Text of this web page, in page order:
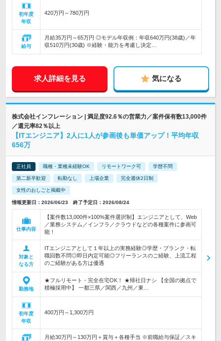
初年度
年収
420万円～780万円
給与
月給35万円～65万円 ◎モデル年収例：年収640万円(38歳)／年
収510万円(30歳) ※経験・能力を考慮し決定…
求人詳細を見る 気になる
株式会社インフレーション | 満足度92.6％の営業力／案件保有数13,000件
／還元率82％以上
【ITエンジニア】2人に1人が参画後も単価アップ！平均年収
656万
正社員 職種・業種未経験OK リモートワーク可 学歴不問
第二新卒歓迎 転勤なし 上場企業 完全週休2日制
女性のおしごと掲載中
情報更新日：2026/06/23 終了予定日：2026/08/24
仕事内容
【案件数13,000件×100%案件選択制】エンジニアとして、Web
／業務システム／インフラ／クラウドなどの各種案件に参画可
能！
対象と
なる方
ITエンジニアとして１年以上の実務経験◎学歴・ブランク・転
職回数不問◎即日内定可能◎フリーランスのご経験、上流工程
のご経験がある方は優遇
勤務地
★フルリモート・完全在宅OK！ ★帰社日ナシ 【全国の拠点で
積極採用中】 一都三県／関西／九州／東…
初年度
年収
400万円～1,300万円
月給30万円～130万円＋賞与＋各種手当 ※前職給与保証／スキ